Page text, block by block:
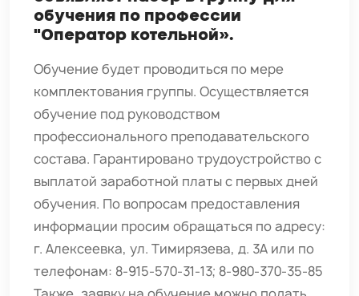
обучения по профессии
"Оператор котельной».
Обучение будет проводиться по мере
комплектования группы. Осуществляется
обучение под руководством
профессионального преподавательского
состава. Гарантировано трудоустройство с
выплатой заработной платы с первых дней
обучения. По вопросам предоставления
информации просим обращаться по адресу:
г. Алексеевка, ул. Тимирязева, д. 3А или по
телефонам: 8-915-570-31-13; 8-980-370-35-85